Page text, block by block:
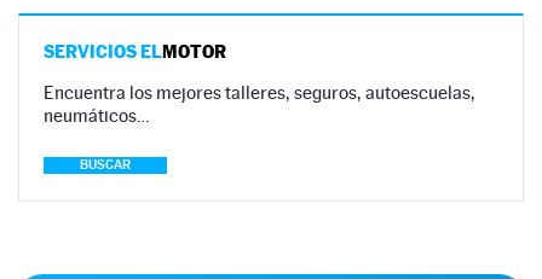
SERVICIOS ELMOTOR
Encuentra los mejores talleres, seguros, autoescuelas,
neumáticos…
BUSCAR